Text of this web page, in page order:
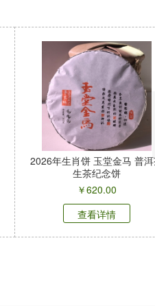
2026年生肖饼 玉堂金马 普
生茶纪念饼
￥620.00
查看详情